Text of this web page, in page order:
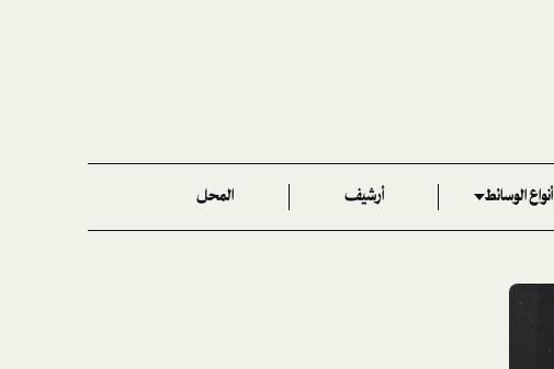
أنواع الوسائط أرشيف المحل